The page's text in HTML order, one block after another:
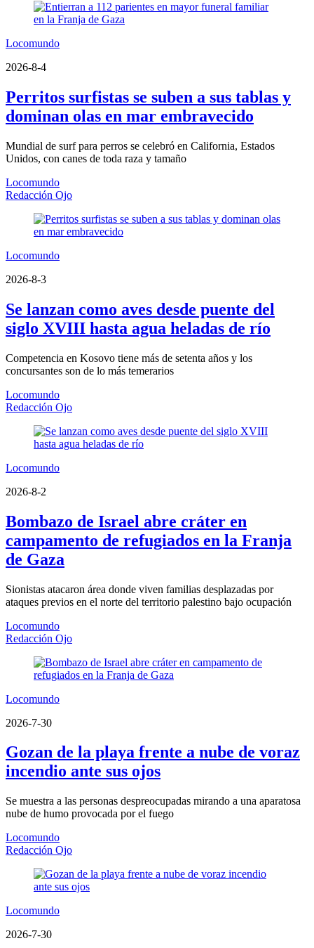
Locomundo
2026-8-4
Perritos surfistas se suben a sus tablas y
dominan olas en mar embravecido
Mundial de surf para perros se celebró en California, Estados
Unidos, con canes de toda raza y tamaño
Locomundo
Redacción Ojo
Locomundo
2026-8-3
Se lanzan como aves desde puente del
siglo XVIII hasta agua heladas de río
Competencia en Kosovo tiene más de setenta años y los
concursantes son de lo más temerarios
Locomundo
Redacción Ojo
Locomundo
2026-8-2
Bombazo de Israel abre cráter en
campamento de refugiados en la Franja
de Gaza
Sionistas atacaron área donde viven familias desplazadas por
ataques previos en el norte del territorio palestino bajo ocupación
Locomundo
Redacción Ojo
Locomundo
2026-7-30
Gozan de la playa frente a nube de voraz
incendio ante sus ojos
Se muestra a las personas despreocupadas mirando a una aparatosa
nube de humo provocada por el fuego
Locomundo
Redacción Ojo
Locomundo
2026-7-30